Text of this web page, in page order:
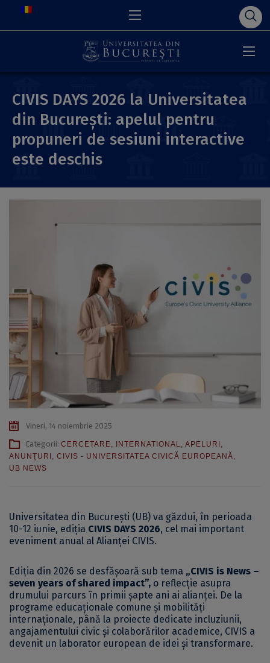
CIVIS DAYS 2026 la Universitatea
din București: apelul pentru
propuneri de sesiuni interactive
este deschis
Vineri, 14 noiembrie 2025
Categorii: CERCETARE, INTERNATIONAL, APELURI ,
ANUNŢURI , CIVIS - UNIVERSITATEA CIVICĂ EUROPEANĂ,
UB NEWS
Universitatea din București (UB) va găzdui, în perioada
10-12 iunie, ediția CIVIS DAYS 2026, cel mai important
eveniment anual al Alianței CIVIS.
Ediția din 2026 se desfășoară sub tema „CIVIS is News –
seven years of shared impact”, o reflecție asupra
drumului parcurs în primii șapte ani ai alianței. De la
programe educaționale comune și mobilități
internaționale, până la proiecte dedicate incluziunii,
angajamentului civic și colaborărilor academice, CIVIS a
devenit un laborator european de idei și transformare.